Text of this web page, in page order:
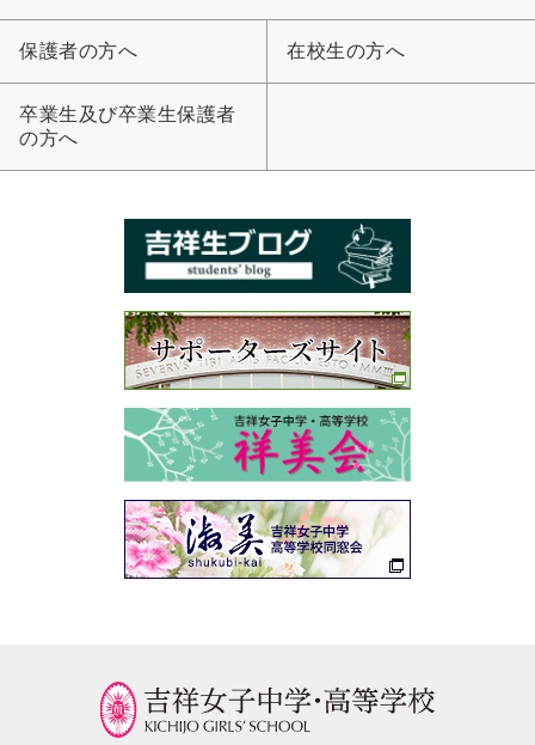
保護者の方へ 在校生の方へ
卒業生及び卒業生保護者
の方へ